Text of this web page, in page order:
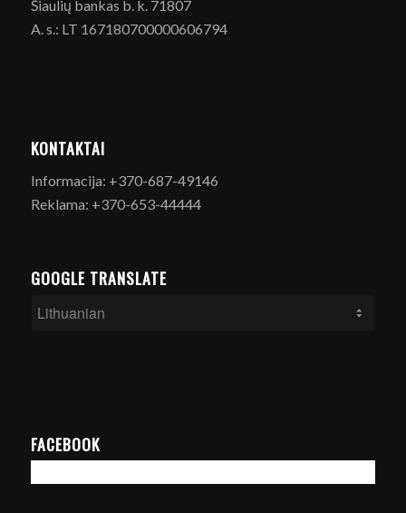
Šiaulių bankas b. k. 71807
A. s.: LT 167180700000606794
KONTAKTAI
Informacija: +370-687-49146
Reklama: +370-653-44444
GOOGLE TRANSLATE
FACEBOOK